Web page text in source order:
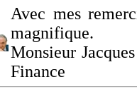
Avec mes
magnifique.
Monsieur
Finance